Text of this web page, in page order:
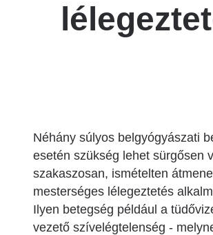
Néhány súlyos belgyógyászati
esetén szükség lehet sürgősen
szakaszosan, ismételten
mesterséges lélegeztetés
Ilyen betegség például a
vezető szívelégtelenség -